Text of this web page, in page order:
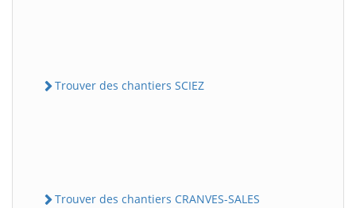
Trouver des chantiers SCIEZ
Trouver des chantiers CRANVES-SALES